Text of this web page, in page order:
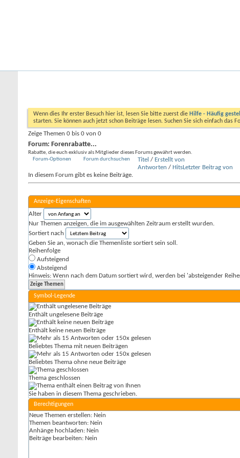
Wenn dies Ihr erster Besuch hier ist, lesen Sie bitte zuerst die Hilfe - Häufig
starten. Sie können auch jetzt schon Beiträge lesen. Suchen Sie sich einfach das
Zeige Themen 0 bis 0 von 0
Forum: Forenrabatte...
Rabatte, die euch exklusiv als Mitglieder dieses Forums gewährt werden.
Forum-Optionen
Forum durchsuchen Titel / Erstellt von
Antworten / HitsLetzter Beitrag von
In diesem Forum gibt es keine Beiträge.
Anzeige-Eigenschaften
Alter
Nur Themen anzeigen, die im ausgewählten Zeitraum erstellt wurden.
Sortiert nach
Geben Sie an, wonach die Themenliste sortiert sein soll.
Reihenfolge
Aufsteigend
Absteigend
Hinweis: Wenn nach dem Datum sortiert wird, werden bei 'absteigender
Symbol-Legende
Enthält ungelesene Beiträge
Enthält keine neuen Beiträge
Beliebtes Thema mit neuen Beiträgen
Beliebtes Thema ohne neue Beiträge
Thema geschlossen
Sie haben in diesem Thema geschrieben.
Berechtigungen
Neue Themen erstellen: Nein
Themen beantworten: Nein
Anhänge hochladen: Nein
Beiträge bearbeiten: Nein